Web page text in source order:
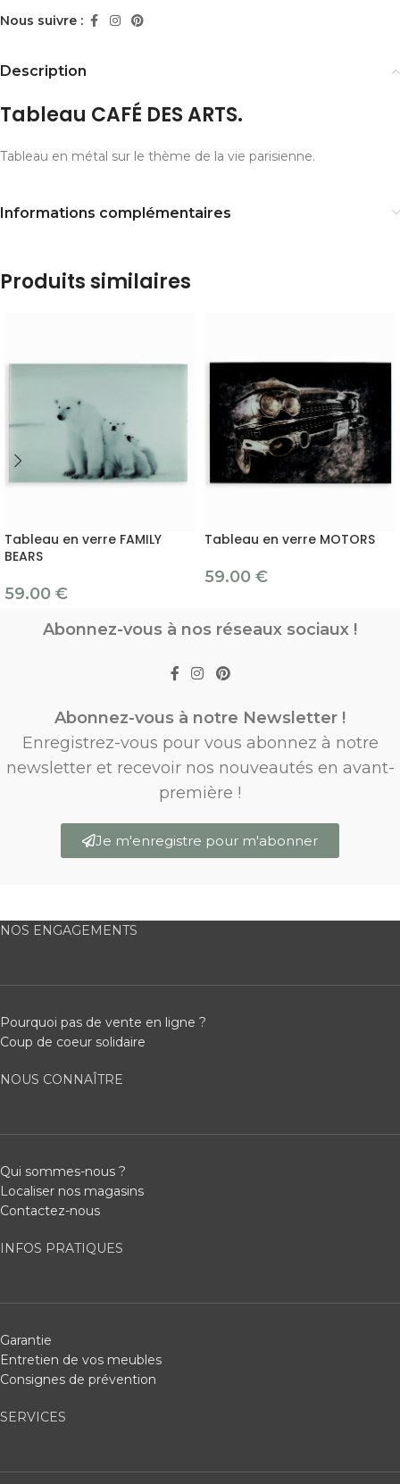
Nous suivre :
Description
Tableau CAFÉ DES ARTS.
Tableau en métal sur le thème de la vie parisienne.
Informations complémentaires
Produits similaires
Tableau en verre FAMILY
BEARS
59.00 €
Tableau en verre MOTORS
59.00 €
Abonnez-vous à nos réseaux sociaux !
Abonnez-vous à notre Newsletter !
Enregistrez-vous pour vous abonnez à notre
newsletter et recevoir nos nouveautés en avant-
première !
Je m'enregistre pour m'abonner
NOS ENGAGEMENTS
Pourquoi pas de vente en ligne ?
Coup de coeur solidaire
NOUS CONNAÎTRE
Qui sommes-nous ?
Localiser nos magasins
Contactez-nous
INFOS PRATIQUES
Garantie
Entretien de vos meubles
Consignes de prévention
SERVICES